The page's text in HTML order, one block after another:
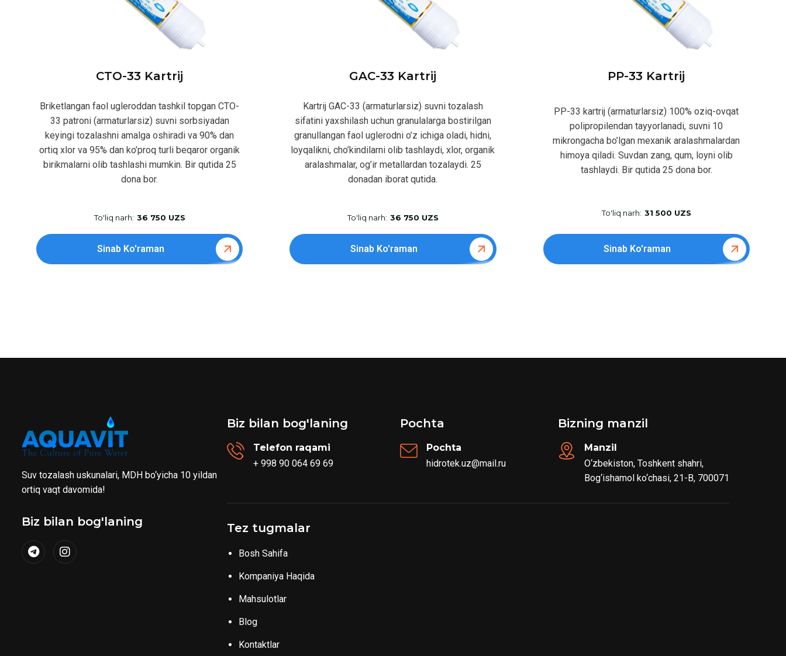
CTO-33 Kartrij
Briketlangan faol ugleroddan tashkil topgan CTO-
33 patroni (armaturlarsiz) suvni sorbsiyadan
keyingi tozalashni amalga oshiradi va 90% dan
ortiq xlor va 95% dan ko’proq turli beqaror organik
birikmalarni olib tashlashi mumkin. Bir qutida 25
dona bor.
To'liq narh: 36 750 UZS
Sinab Ko'raman
GAC-33 Kartrij
Kartrij GAC-33 (armaturlarsiz) suvni tozalash
sifatini yaxshilash uchun granulalarga bostirilgan
granullangan faol uglerodni o’z ichiga oladi, hidni,
loyqalikni, cho’kindilarni olib tashlaydi, xlor, organik
aralashmalar, og’ir metallardan tozalaydi. 25
donadan iborat qutida.
To'liq narh: 36 750 UZS
Sinab Ko'raman
PP-33 Kartrij
PP-33 kartrij (armaturlarsiz) 100% oziq-ovqat
polipropilendan tayyorlanadi, suvni 10
mikrongacha bo’lgan mexanik aralashmalardan
himoya qiladi. Suvdan zang, qum, loyni olib
tashlaydi. Bir qutida 25 dona bor.
To'liq narh: 31 500 UZS
Sinab Ko'raman
Suv tozalash uskunalari, MDH bo‘yicha 10 yildan
ortiq vaqt davomida!
Biz bilan bog'laning
Biz bilan bog'laning
Telefon raqami
+ 998 90 064 69 69
Pochta
Pochta
hidrotek.uz@mail.ru
Bizning manzil
Manzil
O‘zbekiston, Toshkent shahri,
Bog‘ishamol ko‘chasi, 21-B, 700071
Tez tugmalar
Bosh Sahifa
Kompaniya Haqida
Mahsulotlar
Blog
Kontaktlar